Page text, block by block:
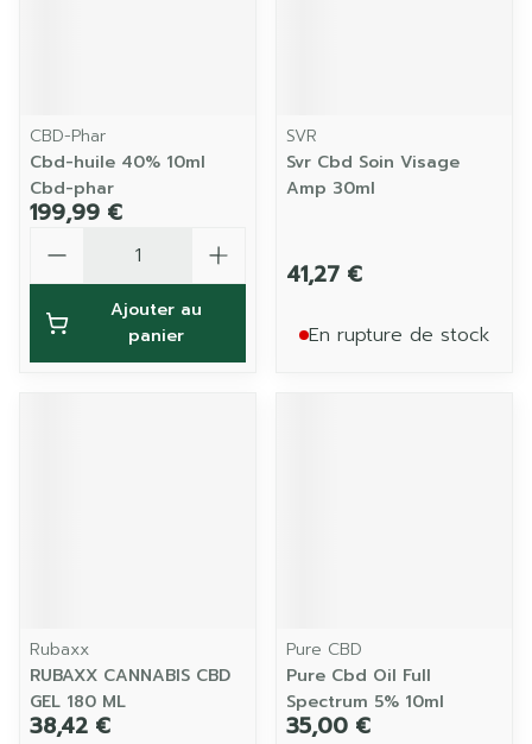
CBD-Phar
Cbd-huile 40% 10ml
Cbd-phar
199,99 €
Ajouter au
panier
SVR
Svr Cbd Soin Visage
Amp 30ml
41,27 €
En rupture de stock
Rubaxx
RUBAXX CANNABIS CBD
GEL 180 ML
38,42 €
Pure CBD
Pure Cbd Oil Full
Spectrum 5% 10ml
35,00 €